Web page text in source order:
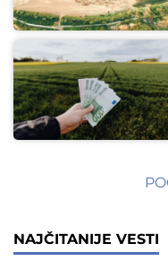
NAJČITANIJE VESTI